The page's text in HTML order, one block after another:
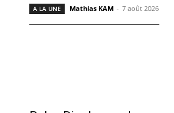
A LA UNE Mathias KAM - 7 août 2026